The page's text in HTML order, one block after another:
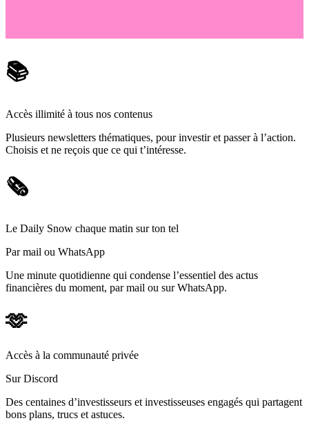
📚
Accès illimité à tous nos contenus
Plusieurs newsletters thématiques, pour investir et passer à l’action.
Choisis et ne reçois que ce qui t’intéresse.
🗞️
Le Daily Snow chaque matin sur ton tel
Par mail ou WhatsApp
Une minute quotidienne qui condense l’essentiel des actus
financières du moment, par mail ou sur WhatsApp.
🫶
Accès à la communauté privée
Sur Discord
Des centaines d’investisseurs et investisseuses engagés qui partagent
bons plans, trucs et astuces.